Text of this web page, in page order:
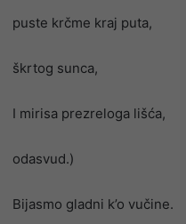
puste krčme kraj puta,
škrtog sunca,
I mirisa prezreloga lišća,
odasvud.)
Bijasmo gladni k’o vučine.